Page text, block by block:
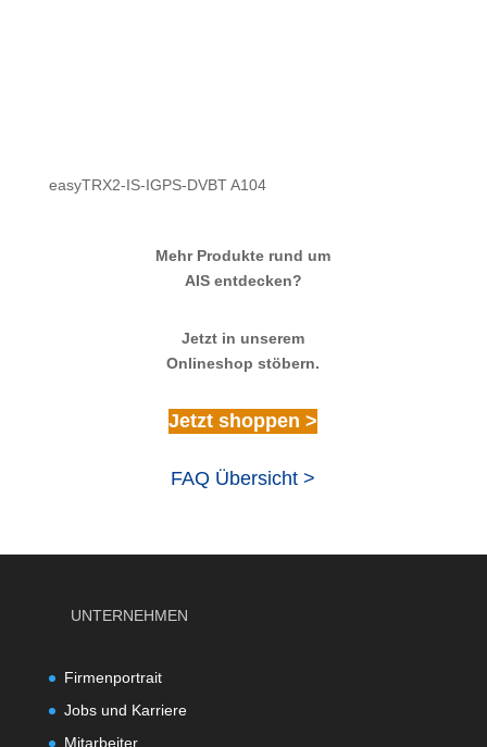
easyTRX2-IS-IGPS-DVBT A104
Mehr Produkte rund um
AIS entdecken?
Jetzt in unserem
Onlineshop stöbern.
Jetzt shoppen >
FAQ Übersicht >
UNTERNEHMEN
Firmenportrait
Jobs und Karriere
Mitarbeiter